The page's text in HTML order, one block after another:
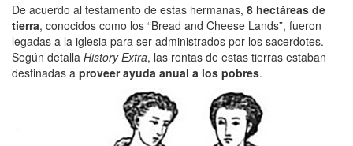
De acuerdo al testamento de estas hermanas, 8 hectáreas de
tierra, conocidos como los “Bread and Cheese Lands”, fueron
legadas a la iglesia para ser administrados por los sacerdotes.
Según detalla History Extra, las rentas de estas tierras estaban
destinadas a proveer ayuda anual a los pobres.